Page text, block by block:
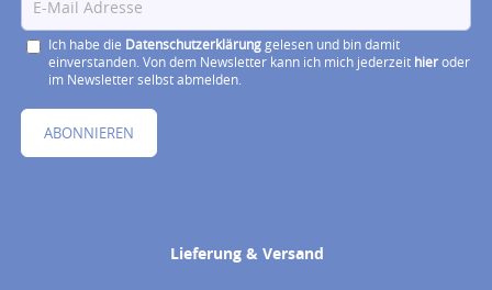
Ich habe die Datenschutzerklärunggelesen und bin damit
einverstanden. Von dem Newsletter kann ich mich jederzeit hieroder
im Newsletter selbst abmelden.
ABONNIEREN
Lieferung & Versand